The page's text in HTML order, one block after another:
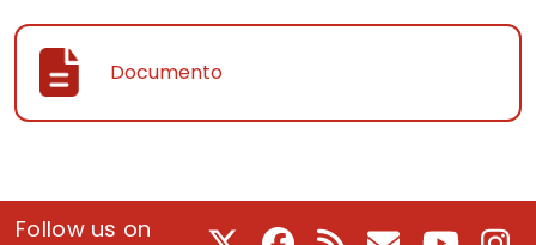
Documento
Follow us on
Facebook
RSS CourrielYoutube